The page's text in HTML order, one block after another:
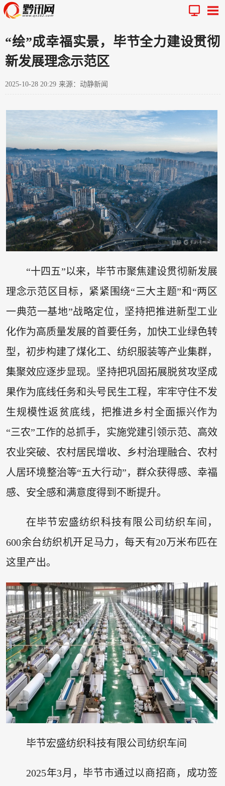
“绘”成幸福实景，毕节全力建设贯彻
新发展理念示范区
2025-10-28 20:29 来源：动静新闻
“十四五”以来，毕节市聚焦建设贯彻新发展
理念示范区目标，紧紧围绕“三大主题”和“两区
一典范一基地”战略定位，坚持把推进新型工业
化作为高质量发展的首要任务，加快工业绿色转
型，初步构建了煤化工、纺织服装等产业集群，
集聚效应逐步显现。坚持把巩固拓展脱贫攻坚成
果作为底线任务和头号民生工程，牢牢守住不发
生规模性返贫底线，把推进乡村全面振兴作为
“三农”工作的总抓手，实施党建引领示范、高效
农业突破、农村居民增收、乡村治理融合、农村
人居环境整治等“五大行动”，群众获得感、幸福
感、安全感和满意度得到不断提升。
在毕节宏盛纺织科技有限公司纺织车间，
600余台纺织机开足马力，每天有20万米布匹在
这里产出。
毕节宏盛纺织科技有限公司纺织车间
2025年3月，毕节市通过以商招商，成功签